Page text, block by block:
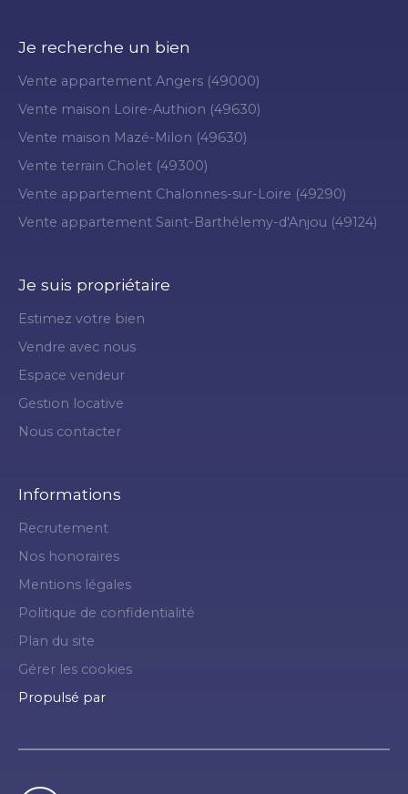
Je recherche un bien
Vente appartement Angers (49000)
Vente maison Loire-Authion (49630)
Vente maison Mazé-Milon (49630)
Vente terrain Cholet (49300)
Vente appartement Chalonnes-sur-Loire (49290)
Vente appartement Saint-Barthélemy-d'Anjou (49124)
Je suis propriétaire
Estimez votre bien
Vendre avec nous
Espace vendeur
Gestion locative
Nous contacter
Informations
Recrutement
Nos honoraires
Mentions légales
Politique de confidentialité
Plan du site
Gérer les cookies
Propulsé par